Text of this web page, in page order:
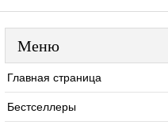
Меню
Главная страница
Бестселлеры